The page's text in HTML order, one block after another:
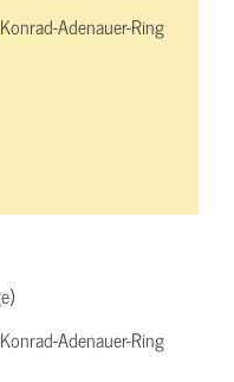
Adenauer-Ring
Adenauer-Ring